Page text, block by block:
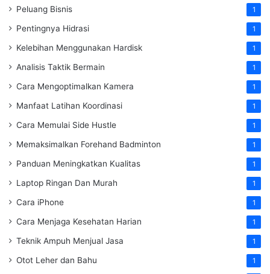
Peluang Bisnis 1
Pentingnya Hidrasi 1
Kelebihan Menggunakan Hardisk 1
Analisis Taktik Bermain 1
Cara Mengoptimalkan Kamera 1
Manfaat Latihan Koordinasi 1
Cara Memulai Side Hustle 1
Memaksimalkan Forehand Badminton 1
Panduan Meningkatkan Kualitas 1
Laptop Ringan Dan Murah 1
Cara iPhone 1
Cara Menjaga Kesehatan Harian 1
Teknik Ampuh Menjual Jasa 1
Otot Leher dan Bahu 1